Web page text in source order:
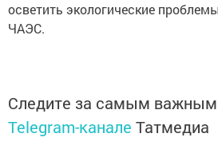
осветить экологические
ЧАЭС.
Следите за самым
Telegram-канале Татмедиа